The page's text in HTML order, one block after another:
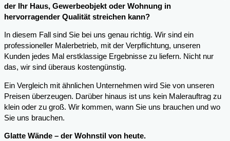
der Ihr Haus, Gewerbeobjekt oder Wohnung in
hervorragender Qualität streichen kann?
In diesem Fall sind Sie bei uns genau richtig. Wir sind ein
professioneller Malerbetrieb, mit der Verpflichtung, unseren
Kunden jedes Mal erstklassige Ergebnisse zu liefern. Nicht nur
das, wir sind überaus kostengünstig.
Ein Vergleich mit ähnlichen Unternehmen wird Sie von unseren
Preisen überzeugen. Darüber hinaus ist uns kein Malerauftrag zu
klein oder zu groß. Wir kommen, wann Sie uns brauchen und wo
Sie uns brauchen.
Glatte Wände – der Wohnstil von heute.